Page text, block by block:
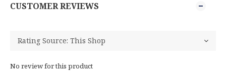
CUSTOMER REVIEWS
No review for this product